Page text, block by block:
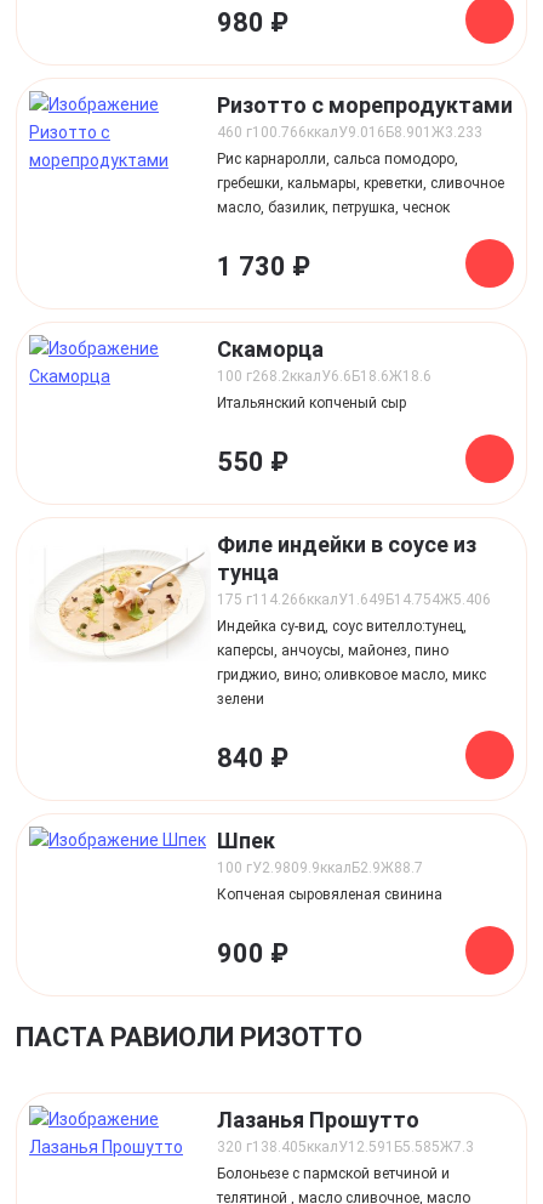
980 ₽
Ризотто с морепродуктами
460 г ккал
100.766 У9.016 Б8.901 Ж3.233
Рис карнаролли, сальса помодоро,
гребешки, кальмары, креветки, сливочное
масло, базилик, петрушка, чеснок
1 730 ₽
Скаморца
100 г ккал
268.2 У6.6 Б18.6Ж18.6
Итальянский копченый сыр
550 ₽
Филе индейки в соусе из
тунца
175 г ккал
114.266 У1.649 Б14.754Ж5.406
Индейка су-вид, соус вителло:тунец,
каперсы, анчоусы, майонез, пино
гриджио, вино; оливковое масло, микс
зелени
840 ₽
Шпек
100 гУ2.9 ккал
809.9 Б2.9Ж88.7
Копченая сыровяленая свинина
900 ₽
ПАСТА РАВИОЛИ РИЗОТТО
Лазанья Прошутто
320 г ккал
138.405 У12.591 Б5.585Ж7.3
Болоньезе с пармской ветчиной и
телятиной , масло сливочное, масло